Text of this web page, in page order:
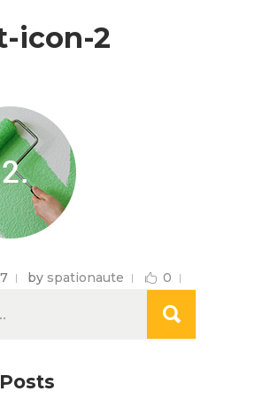
icon-2
by spationaute
0